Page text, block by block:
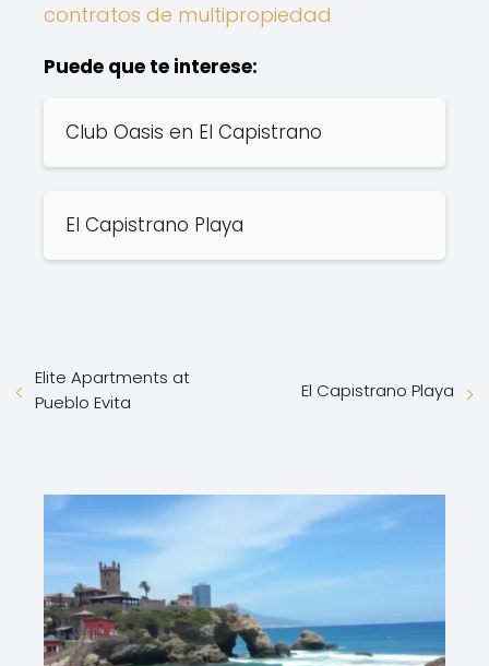
contratos de multipropiedad
Puede que te interese:
Club Oasis en El Capistrano
El Capistrano Playa
Elite Apartments at
Pueblo Evita
El Capistrano Playa